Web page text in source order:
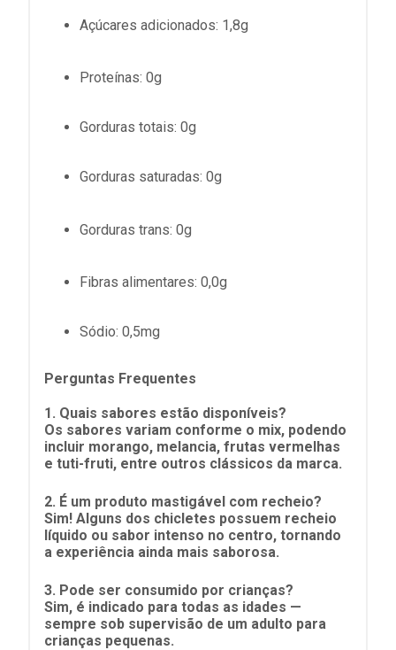
Açúcares adicionados: 1,8g
Proteínas: 0g
Gorduras totais: 0g
Gorduras saturadas: 0g
Gorduras trans: 0g
Fibras alimentares: 0,0g
Sódio: 0,5mg
Perguntas Frequentes
1. Quais sabores estão disponíveis?
Os sabores variam conforme o mix, podendo
incluir morango, melancia, frutas vermelhas
e tuti-fruti, entre outros clássicos da marca.
2. É um produto mastigável com recheio?
Sim! Alguns dos chicletes possuem recheio
líquido ou sabor intenso no centro, tornando
a experiência ainda mais saborosa.
3. Pode ser consumido por crianças?
Sim, é indicado para todas as idades —
sempre sob supervisão de um adulto para
crianças pequenas.